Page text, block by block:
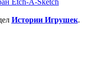
Истории Игрушек.